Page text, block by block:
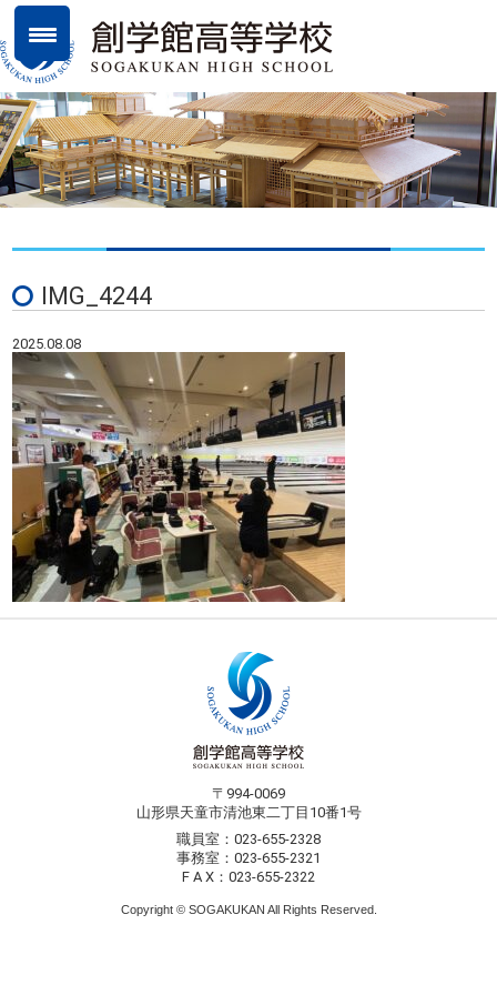
IMG_4244
2025.08.08
〒994-0069
山形県天童市清池東二丁目10番1号
職員室：023-655-2328
事務室：023-655-2321
F A X：023-655-2322
Copyright © SOGAKUKAN All Rights Reserved.